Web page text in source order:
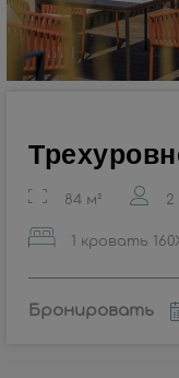
84 м² 2
1 кровать
Бронировать